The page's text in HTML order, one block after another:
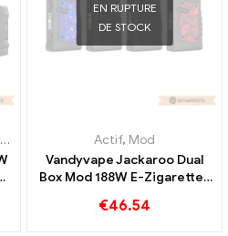
Kit de démarrage pour cigarette électronique ,Mod
EN RUPTURE
DE STOCK
Actif, Mod
Vandyvape Jackaroo Dual
Box Mod 188W E-Zigaretten
€46.54